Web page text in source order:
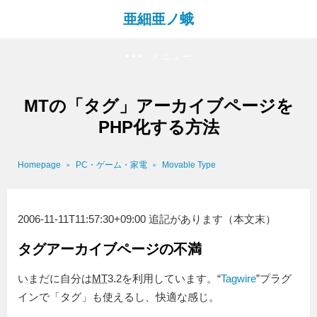
亜細亜ノ蛾
MTの「タグ」アーカイブページを
PHP化する方法
Homepage PC・ゲーム・家電 Movable Type
2006-11-11T11:57:30+09:00 追記があります（本文末）
タグアーカイブページの不満
いまだに自分はMT3.2を利用しています。“Tagwire”プラグ
インで「タグ」も使えるし、快適な感じ。